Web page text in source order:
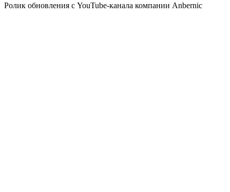
Ролик обновления с YouTube-канала компании Anbernic